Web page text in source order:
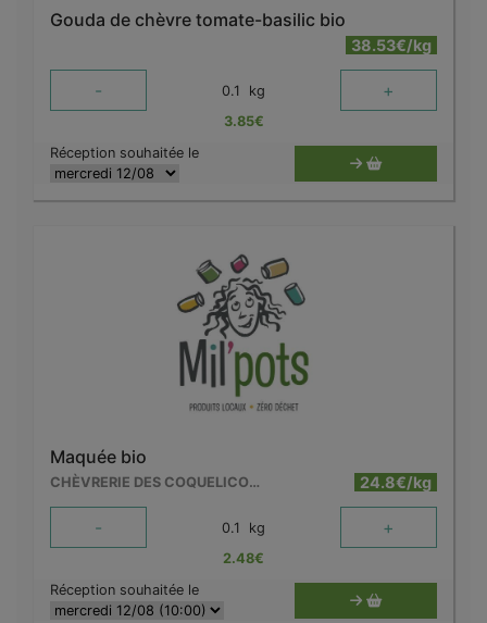
Gouda de chèvre tomate-basilic bio
38.53€/kg
- 0.1 kg +
3.85€
Réception souhaitée le
Maquée bio
CHÈVRERIE DES COQUELICOTS 24.8€/kg
- 0.1 kg +
2.48€
Réception souhaitée le